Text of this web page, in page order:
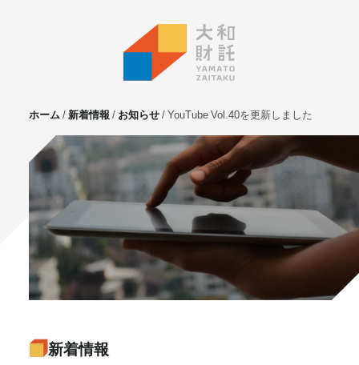
サービス
不動産投資
⼟地活⽤
マンション管理
賃貸管理
実需用戸建・マンション
ホテル事業
お客様の声
ホーム 新着情報 お知らせ YouTube Vol.40を更新しました
新着情報